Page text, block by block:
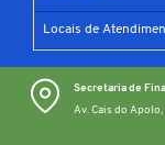
Locais de
Secretaria de
Av. Cais do